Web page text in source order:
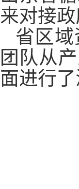
来对接
省区
团队从
面进行